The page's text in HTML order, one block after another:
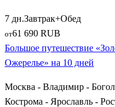
7 дн.Завтрак+Обед
от61 690 RUB
Большое путешествие
Ожерелье» на 10 дней
Москва - Владимир -
Кострома - Ярославль -